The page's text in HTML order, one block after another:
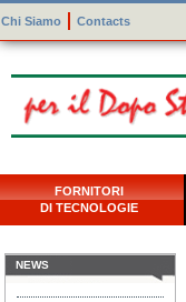
Chi Siamo Contacts
FORNITORI
DI TECNOLOGIE
NEWS
Specim RETEX
Konica Minolta, realtà di
riferimento a livello globale
basata su imaging...